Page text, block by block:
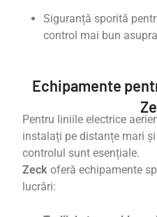
Siguranță sporită
control mai bun
Echipamente
Pentru liniile electrice
instalați pe distanțe mari
controlul sunt esențiale.
Zeck oferă echipamente
lucrări: